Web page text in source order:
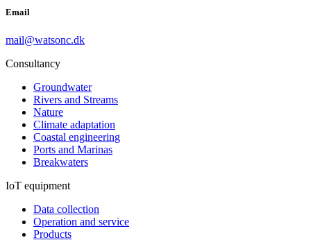
Email
mail@watsonc.dk
Consultancy
Groundwater
Rivers and Streams
Nature
Climate adaptation
Coastal engineering
Ports and Marinas
Breakwaters
IoT equipment
Data collection
Operation and service
Products